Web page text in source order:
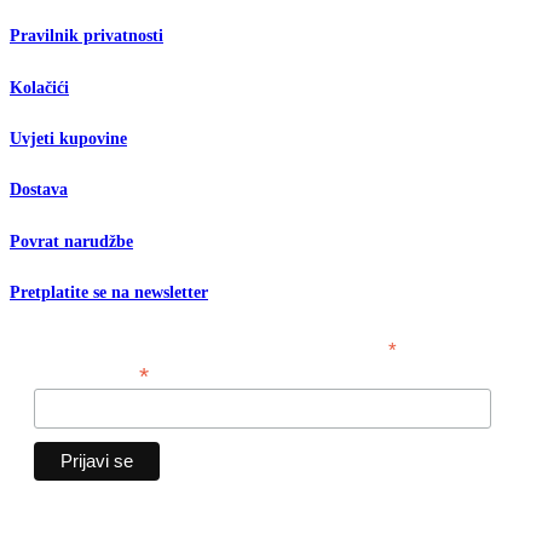
Pravilnik privatnosti
Kolačići
Uvjeti kupovine
Dostava
Povrat narudžbe
Pretplatite se na newsletter
*
*